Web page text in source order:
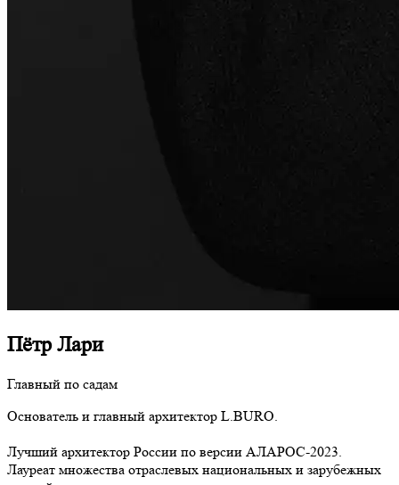
Пётр Лари
Главный по садам
Основатель и главный архитектор L.BURO.
Лучший архитектор России по версии АЛАРОС-2023.
Лауреат множества отраслевых национальных и зарубежных